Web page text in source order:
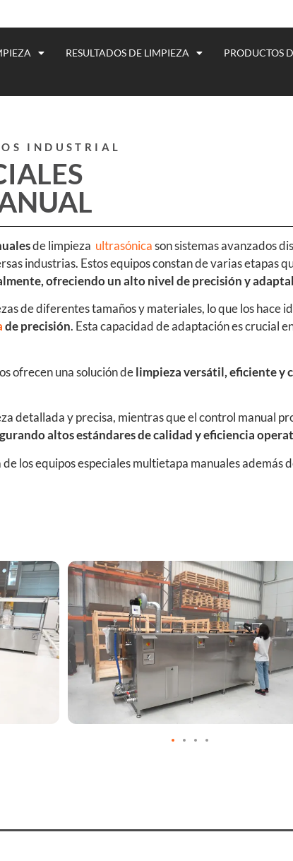
RESULTADOS DE LIMPIEZA PRODUCTOS
INDUSTRIAL
de limpieza ultrasónicason sistemas avanzados
industrias. Estos equipos constan de varias
ofreciendo un alto nivel de precisión y
de diferentes tamaños y materiales, lo que los hace
de precisión. Esta capacidad de adaptación es crucial
ofrecen una solución delimpieza versátil, eficiente y
detallada y precisa, mientras que el control manual
altos estándares de calidad y eficiencia
los equipos especiales multietapa manuales además